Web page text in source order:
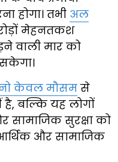
होगा। तभी अल
मेहनतकश
वाली मार को
केवल मौसम से
है, बल्कि यह लोगों
सामाजिक सुरक्षा को
और सामाजिक